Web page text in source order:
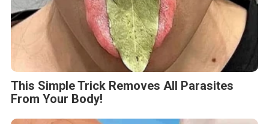
This Simple Trick Removes All Parasites
From Your Body!